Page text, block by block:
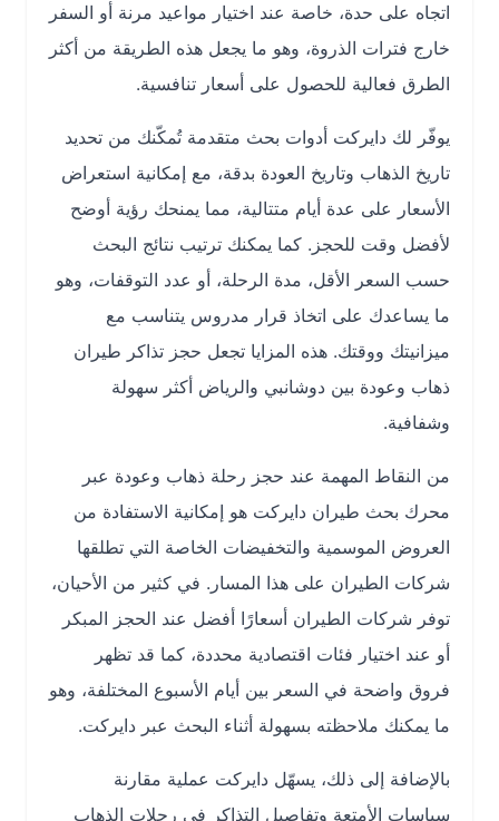
اتجاه على حدة، خاصة عند اختيار مواعيد مرنة أو السفر
خارج فترات الذروة، وهو ما يجعل هذه الطريقة من أكثر
الطرق فعالية للحصول على أسعار تنافسية.
يوفّر لك دايركت أدوات بحث متقدمة تُمكّنك من تحديد
تاريخ الذهاب وتاريخ العودة بدقة، مع إمكانية استعراض
الأسعار على عدة أيام متتالية، مما يمنحك رؤية أوضح
لأفضل وقت للحجز. كما يمكنك ترتيب نتائج البحث
حسب السعر الأقل، مدة الرحلة، أو عدد التوقفات، وهو
ما يساعدك على اتخاذ قرار مدروس يتناسب مع
ميزانيتك ووقتك. هذه المزايا تجعل حجز تذاكر طيران
ذهاب وعودة بين دوشانبي والرياض أكثر سهولة
وشفافية.
من النقاط المهمة عند حجز رحلة ذهاب وعودة عبر
محرك بحث طيران دايركت هو إمكانية الاستفادة من
العروض الموسمية والتخفيضات الخاصة التي تطلقها
شركات الطيران على هذا المسار. في كثير من الأحيان،
توفر شركات الطيران أسعارًا أفضل عند الحجز المبكر
أو عند اختيار فئات اقتصادية محددة، كما قد تظهر
فروق واضحة في السعر بين أيام الأسبوع المختلفة، وهو
ما يمكنك ملاحظته بسهولة أثناء البحث عبر دايركت.
بالإضافة إلى ذلك، يسهّل دايركت عملية مقارنة
سياسات الأمتعة وتفاصيل التذاكر في رحلات الذهاب